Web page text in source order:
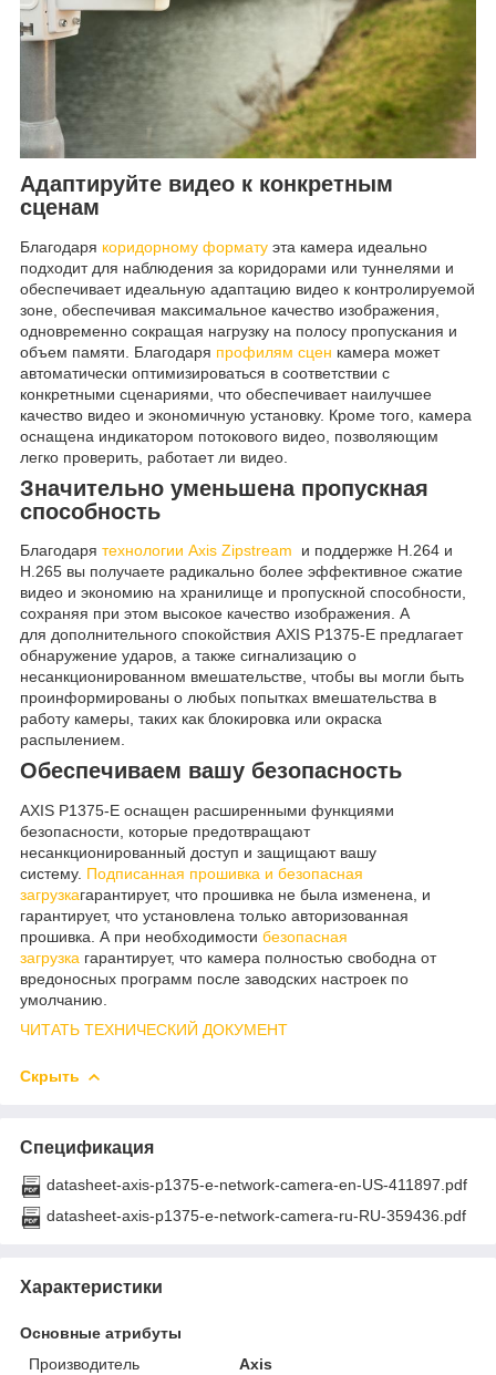
Адаптируйте видео к конкретным
сценам
Благодаря коридорному формату эта камера идеально
подходит для наблюдения за коридорами или туннелями и
обеспечивает идеальную адаптацию видео к контролируемой
зоне, обеспечивая максимальное качество изображения,
одновременно сокращая нагрузку на полосу пропускания и
объем памяти. Благодаря профилям сцен камера может
автоматически оптимизироваться в соответствии с
конкретными сценариями, что обеспечивает наилучшее
качество видео и экономичную установку. Кроме того, камера
оснащена индикатором потокового видео, позволяющим
легко проверить, работает ли видео.
Значительно уменьшена пропускная
способность
Благодаря технологии Axis Zipstream и поддержке H.264 и
H.265 вы получаете радикально более эффективное сжатие
видео и экономию на хранилище и пропускной способности,
сохраняя при этом высокое качество изображения. А
для дополнительного спокойствия AXIS P1375-E предлагает
обнаружение ударов, а также сигнализацию о
несанкционированном вмешательстве, чтобы вы могли быть
проинформированы о любых попытках вмешательства в
работу камеры, таких как блокировка или окраска
распылением.
Обеспечиваем вашу безопасность
AXIS P1375-E оснащен расширенными функциями
безопасности, которые предотвращают
несанкционированный доступ и защищают вашу
систему. Подписанная прошивка и безопасная
загрузкагарантирует, что прошивка не была изменена, и
гарантирует, что установлена ​​только авторизованная
прошивка. А при необходимости безопасная
загрузка гарантирует, что камера полностью свободна от
вредоносных программ после заводских настроек по
умолчанию.
ЧИТАТЬ ТЕХНИЧЕСКИЙ ДОКУМЕНТ
Скрыть
Спецификация
datasheet-axis-p1375-e-network-camera-en-US-411897.pdf
datasheet-axis-p1375-e-network-camera-ru-RU-359436.pdf
Характеристики
Основные атрибуты
Производитель
Axis